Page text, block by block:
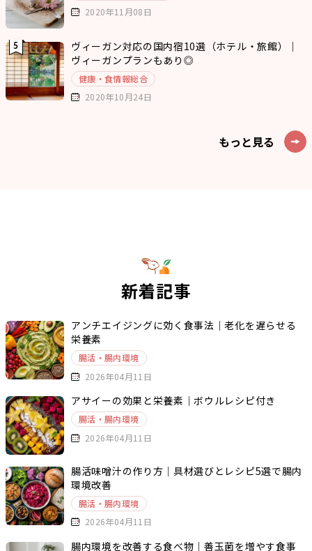
2020年11月08日
ヴィーガン対応の国内宿10選（ホテル・旅館）｜
ヴィーガンプランもあり◎
健康・食情報総合
2020年10月24日
もっと見る
新着記事
アンチエイジングに効く食事法｜老化を遅らせる
栄養素
腸活・腸内環境
2026年04月11日
アサイーの効果と栄養素｜ボウルレシピ付き
腸活・腸内環境
2026年04月11日
腸活味噌汁の作り方｜具材選びとレシピ5選で腸内
環境改善
腸活・腸内環境
2026年04月11日
腸内環境を改善する食べ物｜善玉菌を増やす食事